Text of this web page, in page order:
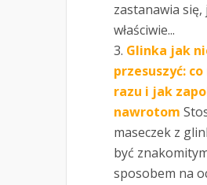
zastanawia się,
właściwie...
Glinka jak
przesuszyć:
razu i jak
nawrotom
maseczek z
być
sposobem na